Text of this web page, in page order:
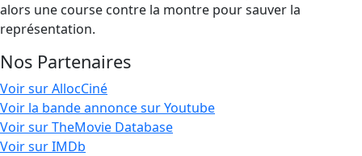
alors une course contre la montre pour sauver la
représentation.
Nos Partenaires
Voir sur AllocCiné
Voir la bande annonce sur Youtube
Voir sur TheMovie Database
Voir sur IMDb